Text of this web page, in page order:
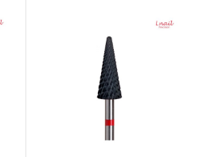
Cut, rivestimento DLC e
AL 14,6 mm. Ideale per
rimozione bilanciata e